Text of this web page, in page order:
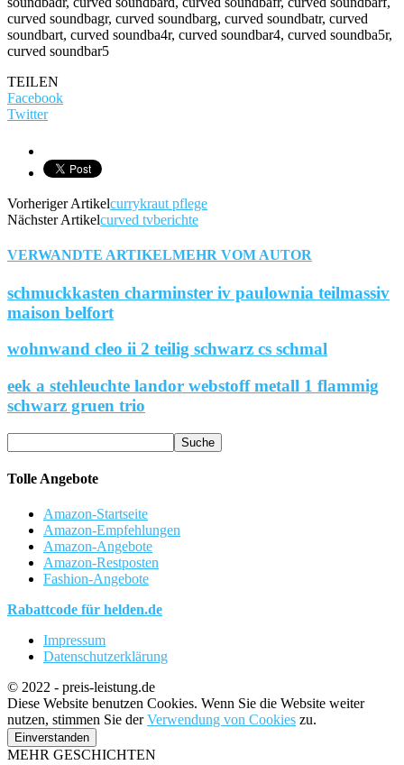
curved soundbagr, curved soundbarg, curved soundbatr, curved
soundbart, curved soundba4r, curved soundbar4, curved soundba5r,
curved soundbar5
TEILEN
Facebook
Twitter
Vorheriger Artikelcurrykraut pflege
Nächster Artikelcurved tvberichte
VERWANDTE ARTIKELMEHR VOM AUTOR
schmuckkasten charminster iv paulownia teilmassiv
maison belfort
wohnwand cleo ii 2 teilig schwarz cs schmal
eek a stehleuchte landor webstoff metall 1 flammig
schwarz gruen trio
Tolle Angebote
Amazon-Startseite
Amazon-Empfehlungen
Amazon-Angebote
Amazon-Restposten
Fashion-Angebote
Rabattcode für helden.de
Impressum
Datenschutzerklärung
© 2022 - preis-leistung.de
Diese Website benutzen Cookies. Wenn Sie die Website weiter
nutzen, stimmen Sie derVerwendung von Cookies zu.
Einverstanden
MEHR GESCHICHTEN